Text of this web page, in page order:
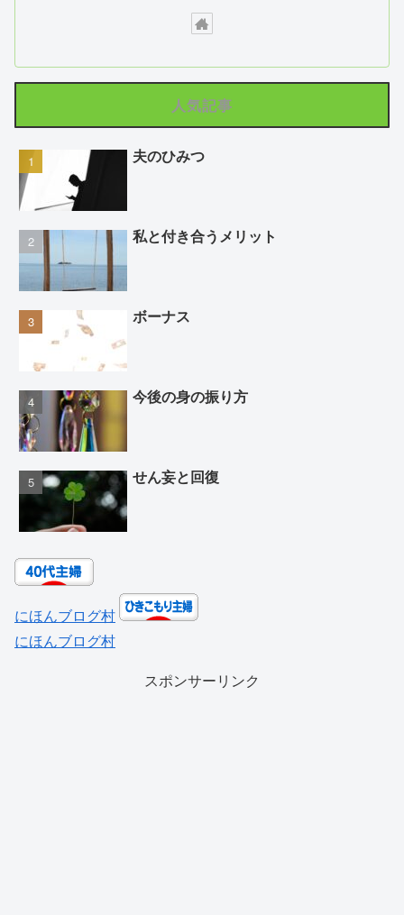
人気記事
夫のひみつ
私と付き合うメリット
ボーナス
今後の身の振り方
せん妄と回復
にほんブログ村
にほんブログ村
スポンサーリンク